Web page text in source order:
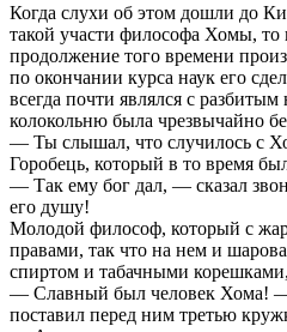
Когда слухи об этом дошли до
такой участи философа Хомы,
продолжение того времени
по окончании курса наук его
всегда почти являлся с
колокольню была чрезвычайно
— Ты слышал, что случилось с
Горобець, который в то время
— Так ему бог дал, — сказал
его душу!
Молодой философ, который с
правами, так что на нем и
спиртом и табачными
— Славный был человек Хома! —
поставил перед ним третью